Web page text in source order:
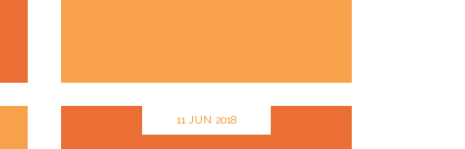
11 JUN 2018